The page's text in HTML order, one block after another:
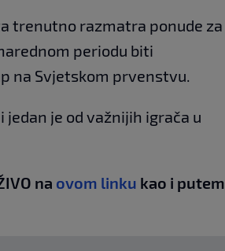
trenutno razmatra ponude za
periodu biti
na Svjetskom prvenstvu.
jedan je od važnijih igrača u
na ovom linku kao i putem